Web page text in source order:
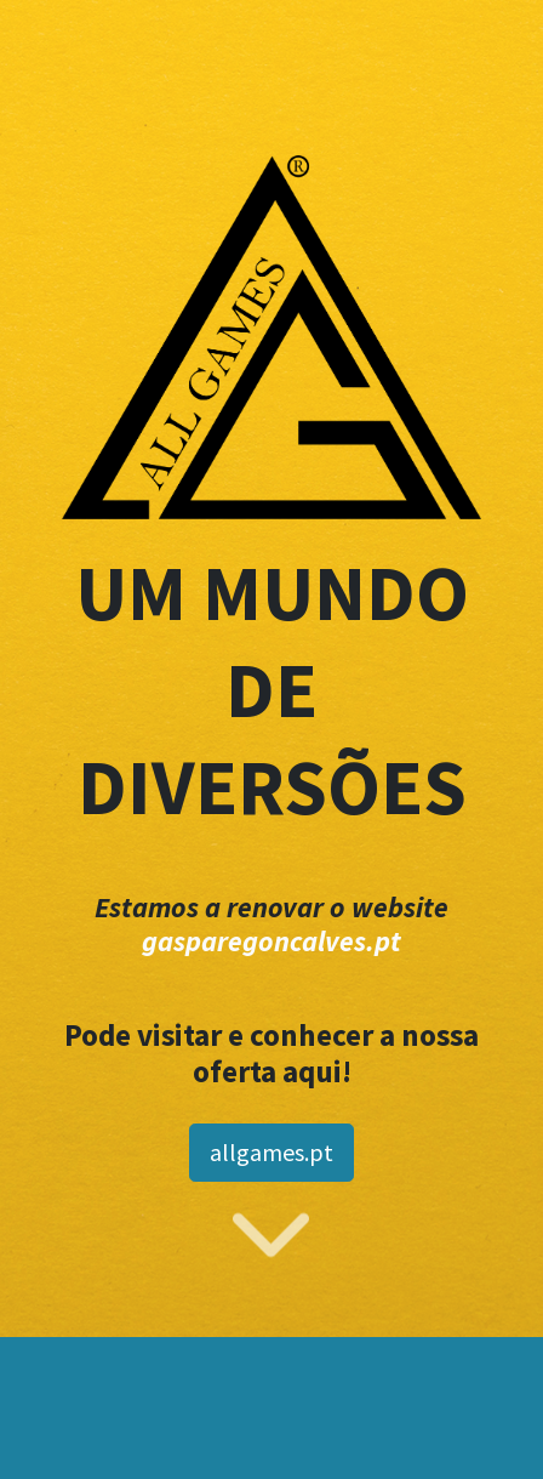
UM MUNDO
DE
DIVERSÕES
Estamos a renovar o website
gasparegoncalves.pt
Pode visitar e conhecer a nossa
oferta aqui!
allgames.pt